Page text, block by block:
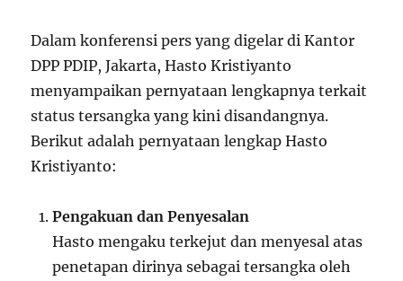
Dalam konferensi pers yang digelar di Kantor
DPP PDIP, Jakarta, Hasto Kristiyanto
menyampaikan pernyataan lengkapnya terkait
status tersangka yang kini disandangnya.
Berikut adalah pernyataan lengkap Hasto
Kristiyanto:
Pengakuan dan Penyesalan
Hasto mengaku terkejut dan menyesal atas
penetapan dirinya sebagai tersangka oleh